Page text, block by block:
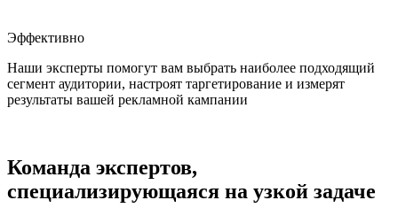
Эффективно
Наши эксперты помогут вам выбрать наиболее подходящий
сегмент аудитории, настроят таргетирование и измерят
результаты вашей рекламной кампании
Команда экспертов,
специализирующаяся на узкой задаче